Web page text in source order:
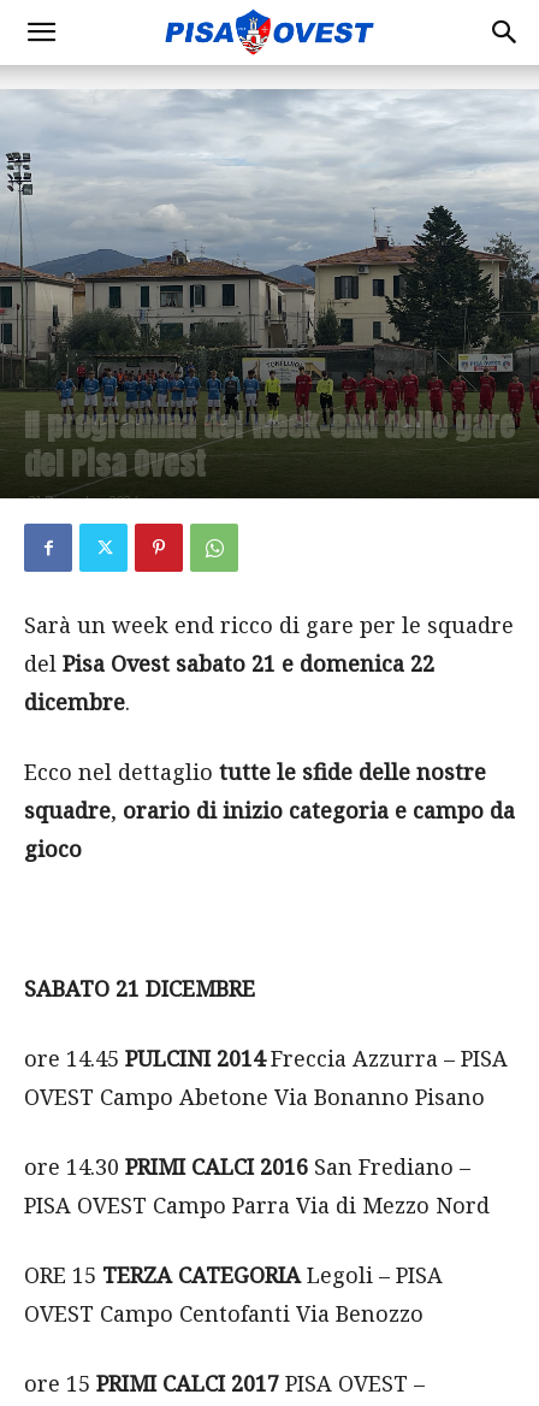
Il programma del week-end delle gare
del Pisa Ovest
21 Dicembre 2024
Sarà un week end ricco di gare per le squadre
del Pisa Ovest sabato 21 e domenica 22
dicembre.
Ecco nel dettaglio tutte le sfide delle nostre
squadre, orario di inizio categoria e campo da
gioco
SABATO 21 DICEMBRE
ore 14.45 PULCINI 2014Freccia Azzurra – PISA
OVEST Campo Abetone Via Bonanno Pisano
ore 14.30 PRIMI CALCI 2016 San Frediano –
PISA OVEST Campo Parra Via di Mezzo Nord
ORE 15 TERZA CATEGORIALegoli – PISA
OVEST Campo Centofanti Via Benozzo
ore 15 PRIMI CALCI 2017 PISA OVEST –